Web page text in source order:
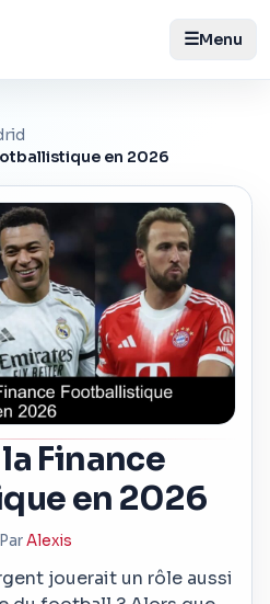
☰Menu
en 2026
Finance
en 2026
ParAlexis
jouerait un rôle aussi